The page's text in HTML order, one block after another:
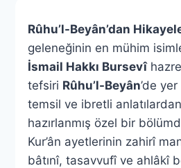
Rûhu’l-Beyân’dan
geleneğinin en mühim
İsmail Hakkı Bursevî
tefsiri Rûhu’l-Beyân’de
temsil ve ibretli anlatılardan
hazırlanmış özel bir
Kur’ân ayetlerinin zahirî
bâtınî, tasavvufî ve ahlâkî